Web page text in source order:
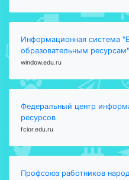
Информационная система
образовательным ресурсам"
window.edu.ru
Федеральный центр
ресурсов
fcior.edu.ru
Профсоюз работников